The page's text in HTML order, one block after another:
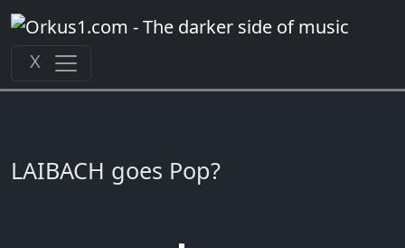
Zum
Inhalt
springen
X
LAIBACH goes Pop?